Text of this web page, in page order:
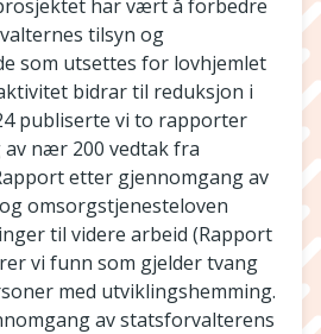
har vært å forbedre
tilsyn og
som utsettes for lovhjemlet
bidrar til reduksjon i
publiserte vi to rapporter
nær 200 vedtak fra
etter gjennomgang av
omsorgstjenesteloven
til videre arbeid (Rapport
vi funn som gjelder tvang
med utviklingshemming.
av statsforvalterens